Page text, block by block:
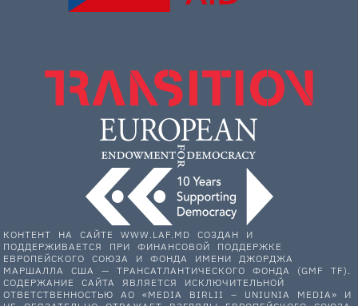
КОНТЕНТ НА САЙТЕ WWW.LAF.MD СОЗДАН И
ПОДДЕРЖИВАЕТСЯ ПРИ ФИНАНСОВОЙ ПОДДЕРЖКЕ
ЕВРОПЕЙСКОГО СОЮЗА И ФОНДА ИМЕНИ ДЖОРДЖА
МАРШАЛЛА США — ТРАНСАТЛАНТИЧЕСКОГО ФОНДА (GMF TF).
СОДЕРЖАНИЕ САЙТА ЯВЛЯЕТСЯ ИСКЛЮЧИТЕЛЬНОЙ
ОТВЕТСТВЕННОСТЬЮ АО «MEDIA BIRLII – UNIUNIA MEDIA» И